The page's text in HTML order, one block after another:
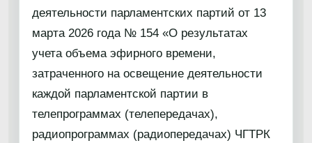
деятельности парламентских партий от 13
марта 2026 года № 154 «О результатах
учета объема эфирного времени,
затраченного на освещение деятельности
каждой парламентской партии в
телепрограммах (телепередачах),
радиопрограммах (радиопередачах) ЧГТРК